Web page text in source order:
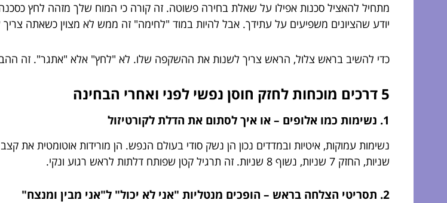
מתחיל להאציל סכנות אפילו על שאלת בחירה פשוטה. זה קורה כי המוח שלך מזהה לחץ
יודע שהציונים משפיעים על עתידך. אבל להיות במוד "לחימה" זה ממש לא מצוין כשאתה
כדי להשיב בראש צלול, הראש צריך לשנות את ההשקפה שלו. לא "לחץ" אלא "אתגר". זה
5 דרכים מוכחות לחזק חוסן נפשי לפני ואחרי הבחינה
1. נשימות כמו אלופים – או איך לסתום את הדלת לקורטיזול
שניות, החזק 7 שניות, נשוף 8 שניות. זה תרגיל קטן שפותח דלתות לראש רגוע ונקי.
2. תסריטי הצלחה בראש – הופכים מנטליות "אני לא יכול" ל"אני מבין ומנצח"